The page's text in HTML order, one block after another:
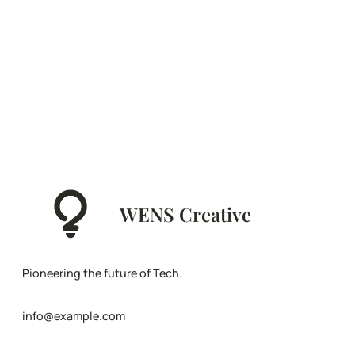
WENS Creative
Pioneering the future of Tech.
info@example.com